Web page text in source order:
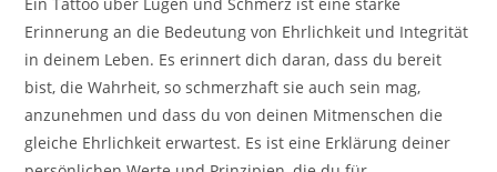
Erinnerung an die Bedeutung von Ehrlichkeit und Integrität
in deinem Leben. Es erinnert dich daran, dass du bereit
bist, die Wahrheit, so schmerzhaft sie auch sein mag,
anzunehmen und dass du von deinen Mitmenschen die
gleiche Ehrlichkeit erwartest. Es ist eine Erklärung deiner